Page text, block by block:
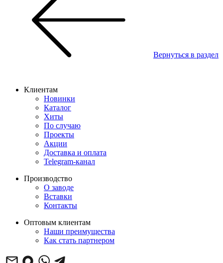
Вернуться в раздел
Клиентам
Новинки
Каталог
Хиты
По случаю
Проекты
Акции
Доставка и оплата
Telegram-канал
Производство
О заводе
Вставки
Контакты
Оптовым клиентам
Наши преимущества
Как стать партнером